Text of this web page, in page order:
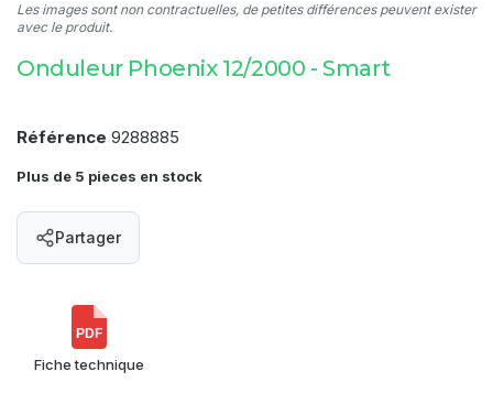
Les images sont non contractuelles, de petites différences peuvent exister
avec le produit.
Onduleur Phoenix 12/2000 - Smart
Référence 9288885
Plus de 5 pieces en stock
Partager
PDF
Fiche technique